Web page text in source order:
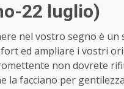
22 luglio)
nel vostro segno è
ed ampliare i vostri
non dovrete
la facciano per